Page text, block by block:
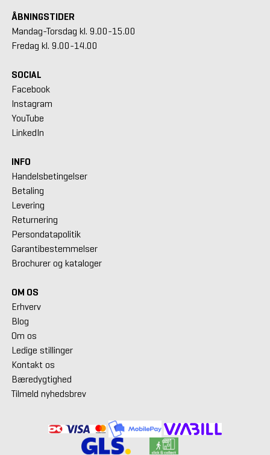
ÅBNINGSTIDER
Mandag-Torsdag kl. 9.00-15.00
Fredag kl. 9.00-14.00
SOCIAL
Facebook
Instagram
YouTube
LinkedIn
INFO
Handelsbetingelser
Betaling
Levering
Returnering
Persondatapolitik
Garantibestemmelser
Brochurer og kataloger
OM OS
Erhverv
Blog
Om os
Ledige stillinger
Kontakt os
Bæredygtighed
Tilmeld nyhedsbrev